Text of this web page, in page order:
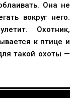
Она не
вокруг него.
Охотник,
к птице и
такой охоты —